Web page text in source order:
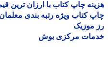
چاپ کتاب با ارزان ترین قیمت
کتاب ویژه رتبه بندی معلمان
موزیک
مرکزی بوش